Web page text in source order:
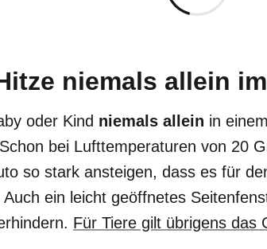
niemals allein
oder Kind niemals allein in
bei Lufttemperaturen von 20
so stark ansteigen, dass es für
Auch ein leicht geöffnetes
Für Tiere gilt übrigens das